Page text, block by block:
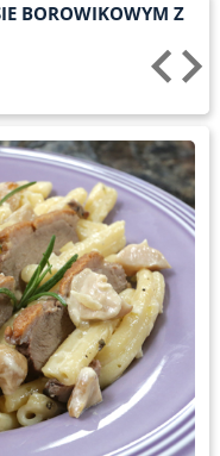
BOROWIKOWYM Z